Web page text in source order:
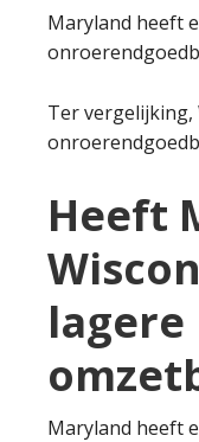
Maryland heeft
Ter vergelijking,
Heeft
lagere
Maryland heeft